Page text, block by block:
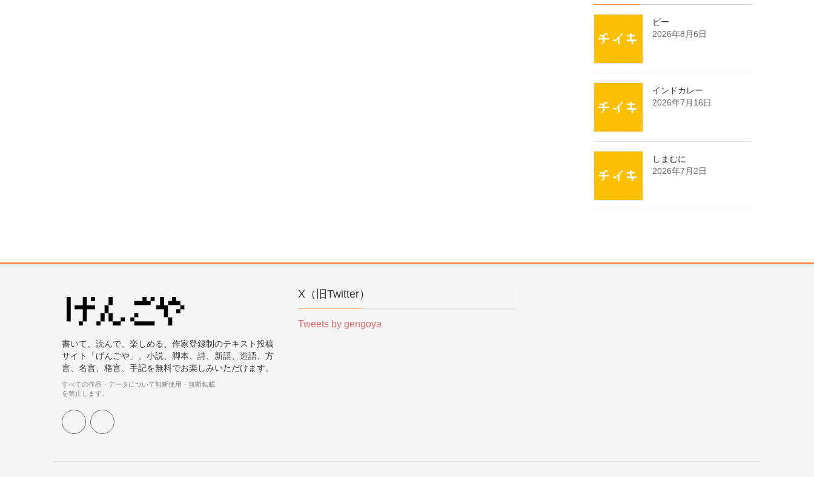
ピー
2026年8月6日
インドカレー
2026年7月16日
しまむに
2026年7月2日
書いて、読んで、楽しめる、作家登録制のテキスト投稿
サイト「げんごや」。小説、脚本、詩、新語、造語、方
言、名言、格言、手記を無料でお楽しみいただけます。
すべての作品・データについて無断使用・無断転載
を禁止します。
X（旧Twitter）
Tweets by gengoya